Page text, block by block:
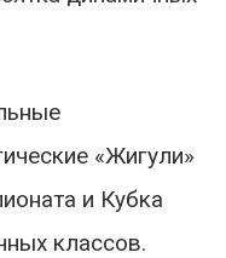
«Жигули»
и Кубка
классов.